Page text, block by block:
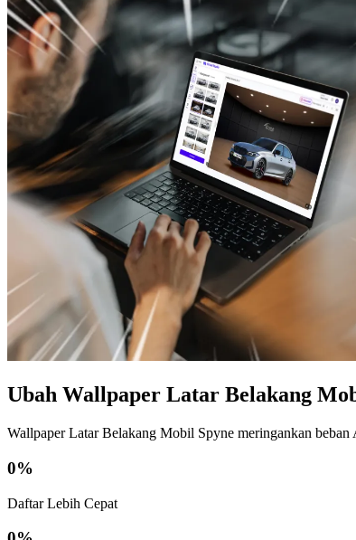
Ubah Wallpaper Latar Belakang
Wallpaper Latar Belakang Mobil Spyne meringankan beban
0%
Daftar Lebih Cepat